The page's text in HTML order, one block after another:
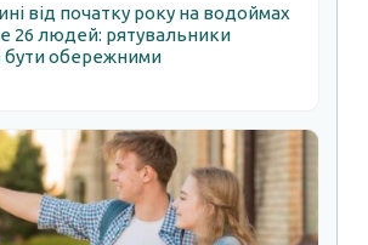
від початку року на водоймах
26 людей: рятувальники
бути обережними